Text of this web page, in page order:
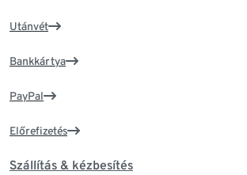
Utánvét
Bankkártya
PayPal
Előrefizetés
Szállítás & kézbesítés